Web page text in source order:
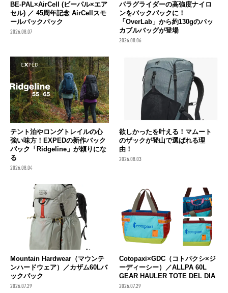
BE-PAL×AirCell (ビーパル×エア
セル) ／ 45周年記念 AirCellスモ
ールバックパック
2026.08.07
パラグライダーの高強度ナイロ
ンをバックパックに！
「OverLab」から約130gのパッ
カブルバッグが登場
2026.08.06
テント泊やロングトレイルの心
強い味方！EXPEDの新作バック
パック「Ridgeline」が頼りにな
る
2026.08.04
欲しかったを叶える！マムート
のザックが登山で選ばれる理
由！
2026.08.03
Mountain Hardwear（マウンテ
ンハードウェア）／カザム60Lバ
ックパック
2026.07.29
Cotopaxi×GDC（コトパクシ×ジ
ーディーシー）／ALLPA 60L
GEAR HAULER TOTE DEL DIA
2026.07.29